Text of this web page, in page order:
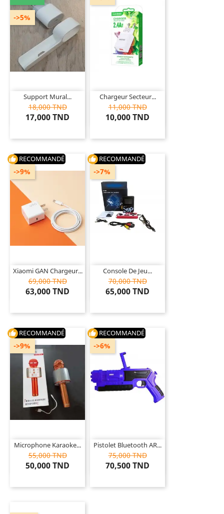
Support Mural...
18,000 TND
17,000 TND
->5%
Chargeur Secteur...
11,000 TND
10,000 TND
thumb_up RECOMMANDÉ
Xiaomi GAN Chargeur...
69,000 TND
63,000 TND
->9%
thumb_up RECOMMANDÉ
Console De Jeu...
70,000 TND
65,000 TND
->7%
thumb_up RECOMMANDÉ
Microphone Karaoke...
55,000 TND
50,000 TND
->9%
thumb_up RECOMMANDÉ
Pistolet Bluetooth AR...
75,000 TND
70,500 TND
->6%